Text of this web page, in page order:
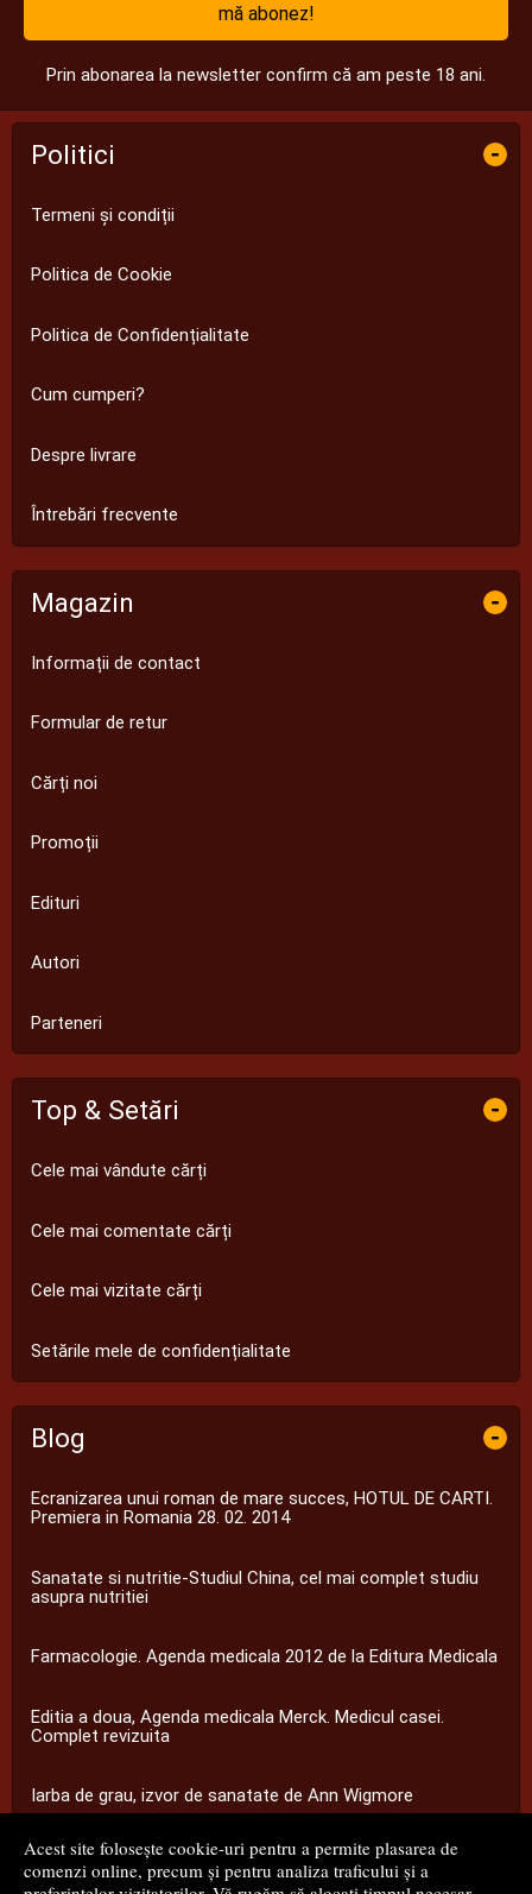
Acest site folosește cookie-uri pentru a permite plasarea de
comenzi online, precum și pentru analiza traficului și a
mă abonez!
Prin abonarea la newsletter confirm că am peste 18 ani.
Politici -
Termeni și condiții
Politica de Cookie
Politica de Confidențialitate
Cum cumperi?
Despre livrare
Întrebări frecvente
Magazin -
Informații de contact
Formular de retur
Cărți noi
Promoții
Edituri
Autori
Parteneri
Top & Setări -
Cele mai vândute cărți
Cele mai comentate cărți
Cele mai vizitate cărți
Setările mele de confidențialitate
Blog -
Ecranizarea unui roman de mare succes, HOTUL DE CARTI.
Premiera in Romania 28. 02. 2014
Sanatate si nutritie-Studiul China, cel mai complet studiu
asupra nutritiei
Farmacologie. Agenda medicala 2012 de la Editura Medicala
Editia a doua, Agenda medicala Merck. Medicul casei.
Complet revizuita
Iarba de grau, izvor de sanatate de Ann Wigmore
...toate știrile